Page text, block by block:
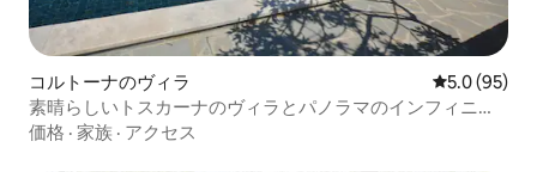
ノ、コルトーナ、アレッツォ、フィレン
ツェ、そして美しいトスカーナがありま
す！ サン・ビアジオ教会、モンテプルチ
ャーノのドーム、地元の工芸品を扱う1ポ
ンドショップ......手作りのものをお探しな
ら......ここは最適の場所です！:-) とても
コルトーナのヴィラ レビュー95
5.0 (95)
素晴らしいトスカーナのヴィラとパノラマのインフィニテ
ィプール
価格 · 家族 · アクセス